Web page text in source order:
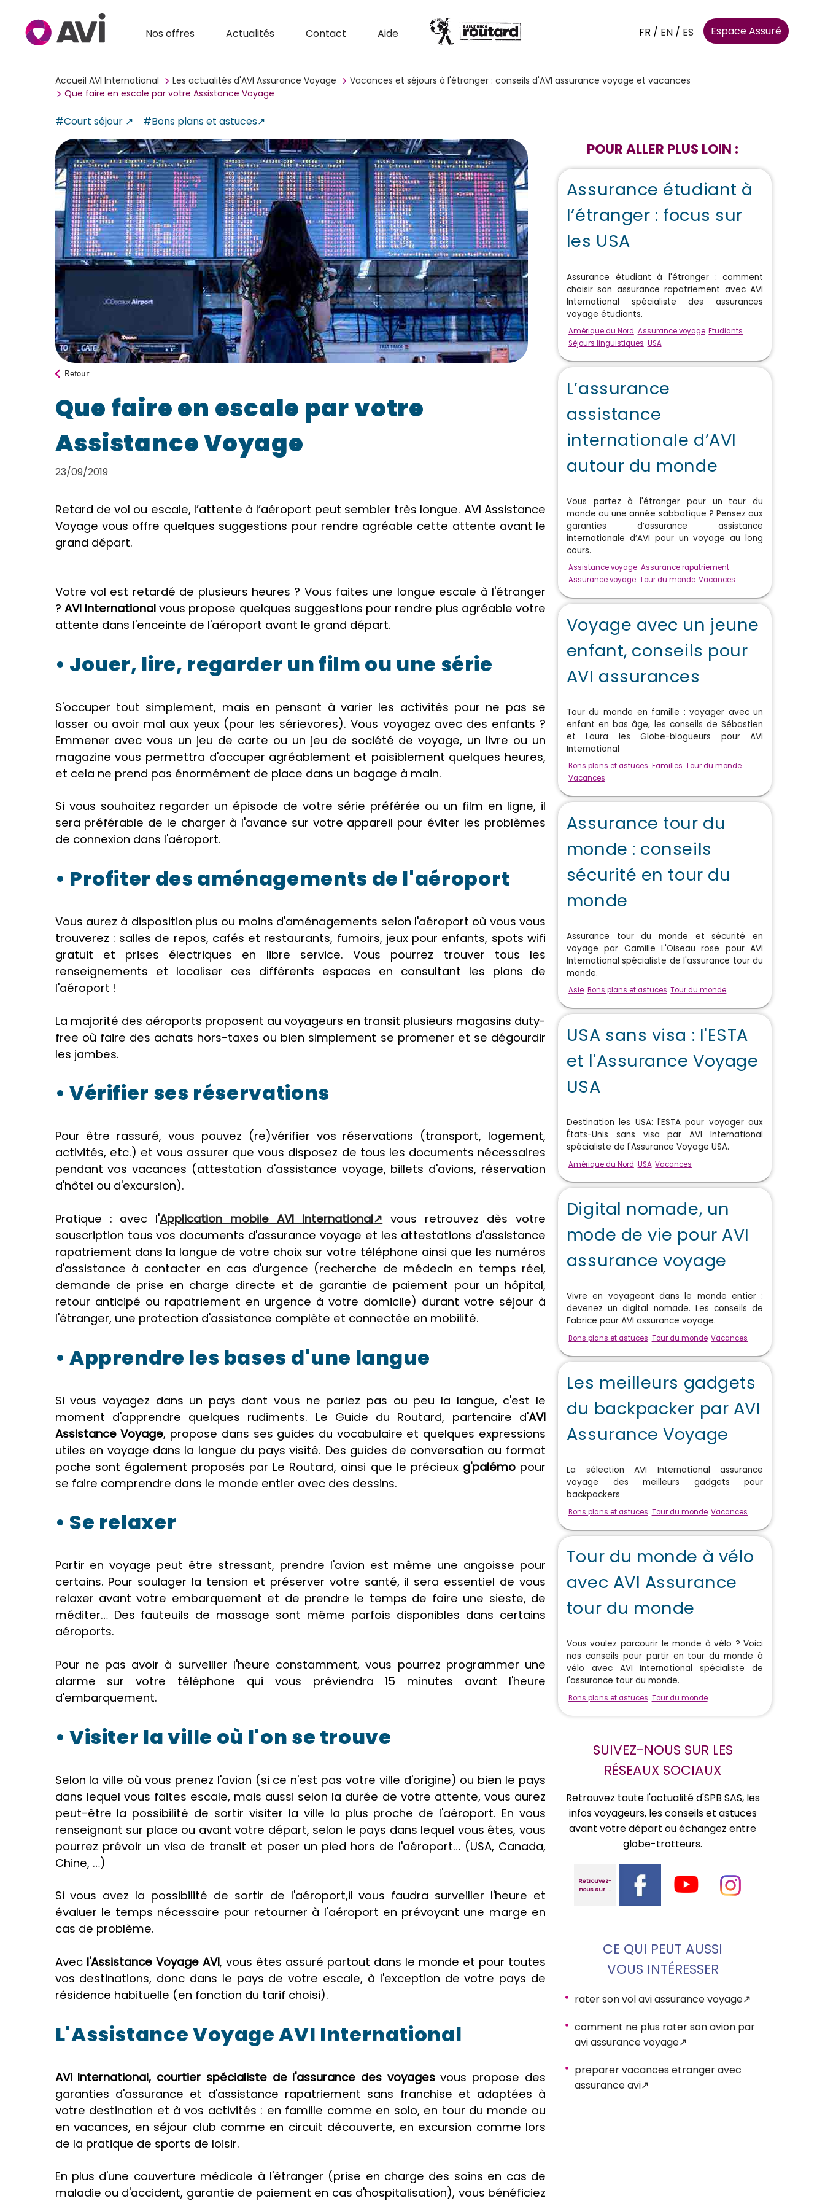
Nos offres Actualités Contact Aide FR / EN / ES Espace Assuré
Accueil AVI International Les actualités d'AVI Assurance Voyage
Vacances et séjours à l'étranger : conseils d'AVI assurance voyage et vacances
Que faire en escale par votre Assistance Voyage
#Court séjour #Bons plans et astuces
Retour
Que faire en escale par votre
Assistance Voyage
23/09/2019
Retard de vol ou escale, l’attente à l’aéroport peut sembler très longue. AVI Assistance
Voyage vous offre quelques suggestions pour rendre agréable cette attente avant le
grand départ.
Votre vol est retardé de plusieurs heures ? Vous faites une longue escale à l'étranger
? AVI International vous propose quelques suggestions pour rendre plus agréable votre
attente dans l'enceinte de l'aéroport avant le grand départ.
• Jouer, lire, regarder un film ou une série
S'occuper tout simplement, mais en pensant à varier les activités pour ne pas se
lasser ou avoir mal aux yeux (pour les sérievores). Vous voyagez avec des enfants ?
Emmener avec vous un jeu de carte ou un jeu de société de voyage, un livre ou un
magazine vous permettra d'occuper agréablement et paisiblement quelques heures,
et cela ne prend pas énormément de place dans un bagage à main.
Si vous souhaitez regarder un épisode de votre série préférée ou un film en ligne, il
sera préférable de le charger à l'avance sur votre appareil pour éviter les problèmes
de connexion dans l'aéroport.
• Profiter des aménagements de l'aéroport
Vous aurez à disposition plus ou moins d'aménagements selon l'aéroport où vous vous
trouverez : salles de repos, cafés et restaurants, fumoirs, jeux pour enfants, spots wifi
gratuit et prises électriques en libre service. Vous pourrez trouver tous les
renseignements et localiser ces différents espaces en consultant les plans de
l'aéroport !
La majorité des aéroports proposent au voyageurs en transit plusieurs magasins duty-
free où faire des achats hors-taxes ou bien simplement se promener et se dégourdir
les jambes.
• Vérifier ses réservations
Pour être rassuré, vous pouvez (re)vérifier vos réservations (transport, logement,
activités, etc.) et vous assurer que vous disposez de tous les documents nécessaires
pendant vos vacances (attestation d'assistance voyage, billets d'avions, réservation
d'hôtel ou d'excursion).
Pratique : avec l'Application mobile AVI International
vous retrouvez dès votre
souscription tous vos documents d'assurance voyage et les attestations d'assistance
rapatriement dans la langue de votre choix sur votre téléphone ainsi que les numéros
d'assistance à contacter en cas d'urgence (recherche de médecin en temps réel,
demande de prise en charge directe et de garantie de paiement pour un hôpital,
retour anticipé ou rapatriement en urgence à votre domicile) durant votre séjour à
l'étranger, une protection d'assistance complète et connectée en mobilité.
• Apprendre les bases d'une langue
Si vous voyagez dans un pays dont vous ne parlez pas ou peu la langue, c'est le
moment d'apprendre quelques rudiments. Le Guide du Routard, partenaire d'AVI
Assistance Voyage, propose dans ses guides du vocabulaire et quelques expressions
utiles en voyage dans la langue du pays visité. Des guides de conversation au format
poche sont également proposés par Le Routard, ainsi que le précieux g'palémopour
se faire comprendre dans le monde entier avec des dessins.
• Se relaxer
Partir en voyage peut être stressant, prendre l'avion est même une angoisse pour
certains. Pour soulager la tension et préserver votre santé, il sera essentiel de vous
relaxer avant votre embarquement et de prendre le temps de faire une sieste, de
méditer… Des fauteuils de massage sont même parfois disponibles dans certains
aéroports.
Pour ne pas avoir à surveiller l'heure constamment, vous pourrez programmer une
alarme sur votre téléphone qui vous préviendra 15 minutes avant l'heure
d'embarquement.
• Visiter la ville où l'on se trouve
Selon la ville où vous prenez l'avion (si ce n'est pas votre ville d'origine) ou bien le pays
dans lequel vous faites escale, mais aussi selon la durée de votre attente, vous aurez
peut-être la possibilité de sortir visiter la ville la plus proche de l'aéroport. En vous
renseignant sur place ou avant votre départ, selon le pays dans lequel vous êtes, vous
pourrez prévoir un visa de transit et poser un pied hors de l'aéroport… (USA, Canada,
Chine, …)
Si vous avez la possibilité de sortir de l'aéroport,il vous faudra surveiller l'heure et
évaluer le temps nécessaire pour retourner à l'aéroport en prévoyant une marge en
cas de problème.
Avec l'Assistance Voyage AVI, vous êtes assuré partout dans le monde et pour toutes
vos destinations, donc dans le pays de votre escale, à l'exception de votre pays de
résidence habituelle (en fonction du tarif choisi).
L'Assistance Voyage AVI International
AVI International, courtier spécialiste de l'assurance des voyagesvous propose des
garanties d'assurance et d'assistance rapatriement sans franchise et adaptées à
votre destination et à vos activités : en famille comme en solo, en tour du monde ou
en vacances, en séjour club comme en circuit découverte, en excursion comme lors
de la pratique de sports de loisir.
En plus d'une couverture médicale à l'étranger (prise en charge des soins en cas de
maladie ou d'accident, garantie de paiement en cas d'hospitalisation), vous bénéficiez
POUR ALLER PLUS LOIN :
Assurance étudiant à
l’étranger : focus sur
les USA
Assurance étudiant à l'étranger : comment
choisir son assurance rapatriement avec AVI
International spécialiste des assurances
voyage étudiants.
Amérique du Nord Assurance voyage Etudiants
Séjours linguistiques USA
L’assurance
assistance
internationale d’AVI
autour du monde
Vous partez à l'étranger pour un tour du
monde ou une année sabbatique ? Pensez aux
garanties d’assurance assistance
internationale d’AVI pour un voyage au long
cours.
Assistance voyage Assurance rapatriement
Assurance voyage Tour du monde Vacances
Voyage avec un jeune
enfant, conseils pour
AVI assurances
Tour du monde en famille : voyager avec un
enfant en bas âge, les conseils de Sébastien
et Laura les Globe-blogueurs pour AVI
International
Bons plans et astuces Familles Tour du monde
Vacances
Assurance tour du
monde : conseils
sécurité en tour du
monde
Assurance tour du monde et sécurité en
voyage par Camille L'Oiseau rose pour AVI
International spécialiste de l'assurance tour du
monde.
Asie Bons plans et astuces Tour du monde
USA sans visa : l'ESTA
et l'Assurance Voyage
USA
Destination les USA: l'ESTA pour voyager aux
États-Unis sans visa par AVI International
spécialiste de l'Assurance Voyage USA.
Amérique du Nord USA Vacances
Digital nomade, un
mode de vie pour AVI
assurance voyage
Vivre en voyageant dans le monde entier :
devenez un digital nomade. Les conseils de
Fabrice pour AVI assurance voyage.
Bons plans et astuces Tour du monde Vacances
Les meilleurs gadgets
du backpacker par AVI
Assurance Voyage
La sélection AVI International assurance
voyage des meilleurs gadgets pour
backpackers
Bons plans et astuces Tour du monde Vacances
Tour du monde à vélo
avec AVI Assurance
tour du monde
Vous voulez parcourir le monde à vélo ? Voici
nos conseils pour partir en tour du monde à
vélo avec AVI International spécialiste de
l'assurance tour du monde.
Bons plans et astuces Tour du monde
SUIVEZ-NOUS SUR LES
RÉSEAUX SOCIAUX
Retrouvez toute l'actualité d'SPB SAS, les
infos voyageurs, les conseils et astuces
avant votre départ ou échangez entre
globe-trotteurs.
Retrouvez-
nous sur ...
CE QUI PEUT AUSSI
VOUS INTÉRESSER
rater son vol avi assurance voyage
comment ne plus rater son avion par
avi assurance voyage
preparer vacances etranger avec
assurance avi